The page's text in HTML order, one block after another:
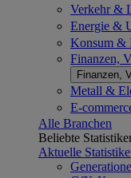
Verkehr &
Energie &
Konsum &
Finanzen,
Finanzen,
Metall &
E-
Alle Branchen
Beliebte
Aktuelle